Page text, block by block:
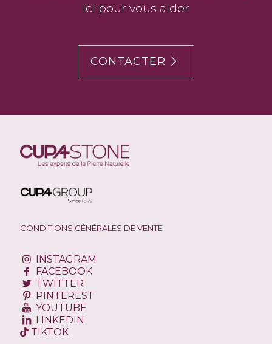
ici pour vous aider
CONTACTER
CONDITIONS GÉNÉRALES DE VENTE
INSTAGRAM
FACEBOOK
TWITTER
PINTEREST
YOUTUBE
LINKEDIN
TIKTOK